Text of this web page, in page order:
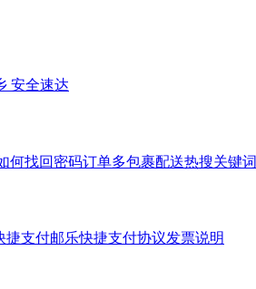
安全速达
何找回密码订单多包裹配送热搜关键词
捷支付邮乐快捷支付协议发票说明